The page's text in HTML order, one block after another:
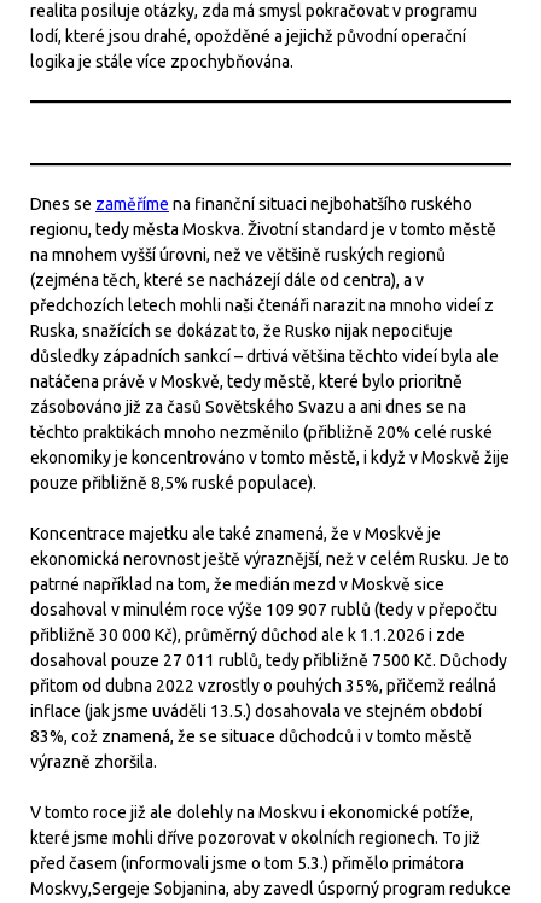
realita posiluje otázky, zda má smysl pokračovat v programu
lodí, které jsou drahé, opožděné a jejichž původní operační
logika je stále více zpochybňována.
Dnes se zaměříme na finanční situaci nejbohatšího ruského
regionu, tedy města Moskva. Životní standard je v tomto městě
na mnohem vyšší úrovni, než ve většině ruských regionů
(zejména těch, které se nacházejí dále od centra), a v
předchozích letech mohli naši čtenáři narazit na mnoho videí z
Ruska, snažících se dokázat to, že Rusko nijak nepociťuje
důsledky západních sankcí – drtivá většina těchto videí byla ale
natáčena právě v Moskvě, tedy městě, které bylo prioritně
zásobováno již za časů Sovětského Svazu a ani dnes se na
těchto praktikách mnoho nezměnilo (přibližně 20% celé ruské
ekonomiky je koncentrováno v tomto městě, i když v Moskvě žije
pouze přibližně 8,5% ruské populace).
Koncentrace majetku ale také znamená, že v Moskvě je
ekonomická nerovnost ještě výraznější, než v celém Rusku. Je to
patrné například na tom, že medián mezd v Moskvě sice
dosahoval v minulém roce výše 109 907 rublů (tedy v přepočtu
přibližně 30 000 Kč), průměrný důchod ale k 1.1.2026 i zde
dosahoval pouze 27 011 rublů, tedy přibližně 7500 Kč. Důchody
přitom od dubna 2022 vzrostly o pouhých 35%, přičemž reálná
inflace (jak jsme uváděli 13.5.) dosahovala ve stejném období
83%, což znamená, že se situace důchodců i v tomto městě
výrazně zhoršila.
V tomto roce již ale dolehly na Moskvu i ekonomické potíže,
které jsme mohli dříve pozorovat v okolních regionech. To již
před časem (informovali jsme o tom 5.3.) přimělo primátora
Moskvy,Sergeje Sobjanina, aby zavedl úsporný program redukce